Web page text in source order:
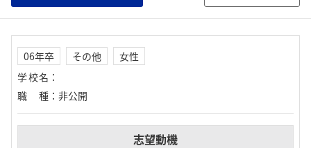
06年卒 その他
女性
学校名 ：
職種 ： 非公開
志望動機